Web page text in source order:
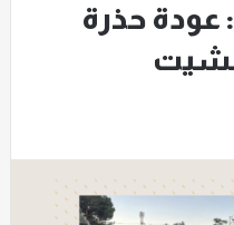
حذرة